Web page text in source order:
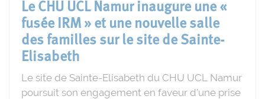
Le CHU UCL Namur inaugure une «
fusée IRM » et une nouvelle salle
des familles sur le site de Sainte-
Elisabeth
Le site de Sainte-Elisabeth du CHU UCL Namur
poursuit son engagement en faveur d’une prise